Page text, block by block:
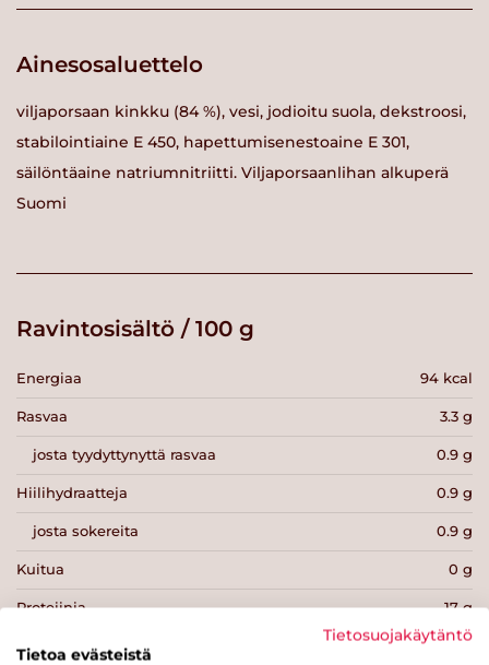
Ainesosaluettelo
viljaporsaan kinkku (84 %), vesi, jodioitu suola, dekstroosi,
stabilointiaine E 450, hapettumisenestoaine E 301,
säilöntäaine natriumnitriitti. Viljaporsaanlihan alkuperä
Suomi
Ravintosisältö / 100 g
Energiaa 94 kcal
Rasvaa 3.3 g
josta tyydyttynyttä rasvaa 0.9 g
Hiilihydraatteja 0.9 g
josta sokereita 0.9 g
Kuitua 0 g
Proteiinia 17 g
Suolaa 1.9 g
Tietosuojakäytäntö
Tietoa evästeistä